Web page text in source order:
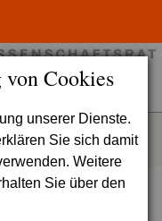
Cookies
unserer Dienste.
Sie sich damit
Weitere
Sie über den